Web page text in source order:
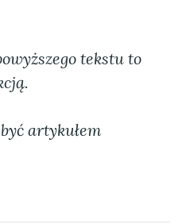
tekstu to
artykułem